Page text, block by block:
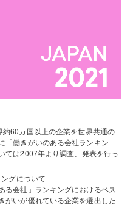
60カ国以上の企業を世界共通の
「働きがいのある会社ランキン
ては2007年より調査、発表を行っ
グについて
る会社」ランキングにおけるベス
がいが優れている企業を選出した